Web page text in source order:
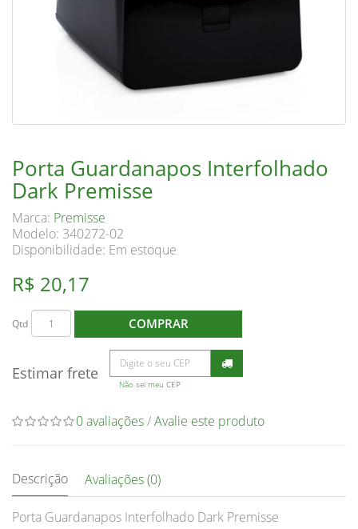
Porta Guardanapos Interfolhado
Dark Premisse
Marca: Premisse
Modelo: 340272-02
Disponibilidade: Em estoque
R$ 20,17
Qtd COMPRAR
Estimar frete
Não sei meu CEP
0 avaliações/Avalie este produto
Descrição Avaliações (0)
Porta Guardanapos Interfolhado Dark Premisse